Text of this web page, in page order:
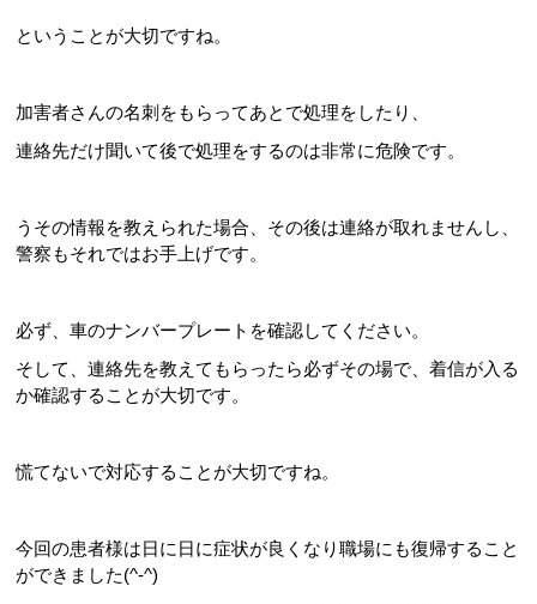
ということが大切ですね。
加害者さんの名刺をもらってあとで処理をしたり、
連絡先だけ聞いて後で処理をするのは非常に危険です。
うその情報を教えられた場合、その後は連絡が取れませんし、
警察もそれではお手上げです。
必ず、車のナンバープレートを確認してください。
そして、連絡先を教えてもらったら必ずその場で、着信が入る
か確認することが大切です。
慌てないで対応することが大切ですね。
今回の患者様は日に日に症状が良くなり職場にも復帰すること
ができました(^-^)